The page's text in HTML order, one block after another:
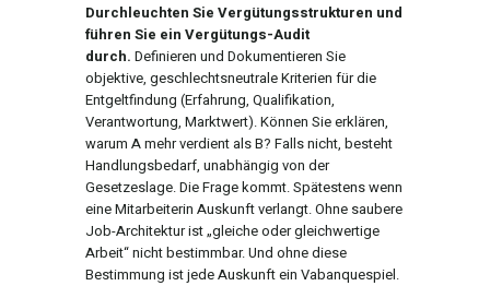
Durchleuchten Sie Vergütungsstrukturen und
führen Sie ein Vergütungs-Audit
durch. Definieren und Dokumentieren Sie
objektive, geschlechtsneutrale Kriterien für die
Entgeltfindung (Erfahrung, Qualifikation,
Verantwortung, Marktwert). Können Sie erklären,
warum A mehr verdient als B? Falls nicht, besteht
Handlungsbedarf, unabhängig von der
Gesetzeslage. Die Frage kommt. Spätestens wenn
eine Mitarbeiterin Auskunft verlangt. Ohne saubere
Job-Architektur ist „gleiche oder gleichwertige
Arbeit“ nicht bestimmbar. Und ohne diese
Bestimmung ist jede Auskunft ein Vabanquespiel.